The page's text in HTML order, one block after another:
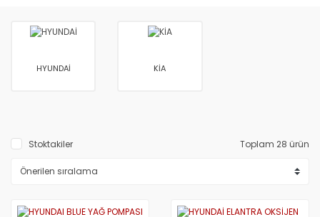
HYUNDAİ KİA
Stoktakiler Toplam 28 ürün